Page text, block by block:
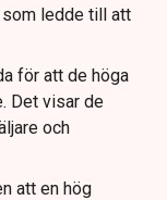
ledde till att
för att de höga
Det visar de
och
att en hög